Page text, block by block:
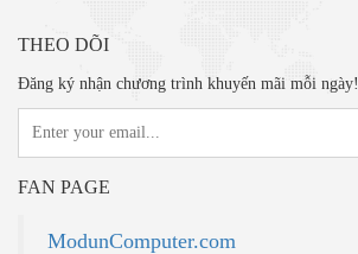
THEO DÕI
Đăng ký nhận chương trình khuyến mãi mỗi ngày!
FAN PAGE
ModunComputer.com